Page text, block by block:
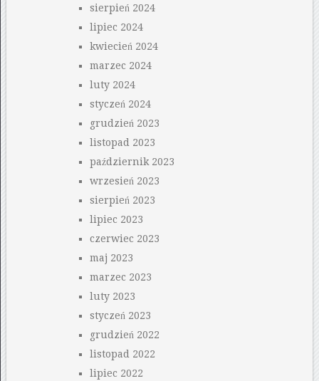
sierpień 2024
lipiec 2024
kwiecień 2024
marzec 2024
luty 2024
styczeń 2024
grudzień 2023
listopad 2023
październik 2023
wrzesień 2023
sierpień 2023
lipiec 2023
czerwiec 2023
maj 2023
marzec 2023
luty 2023
styczeń 2023
grudzień 2022
listopad 2022
lipiec 2022